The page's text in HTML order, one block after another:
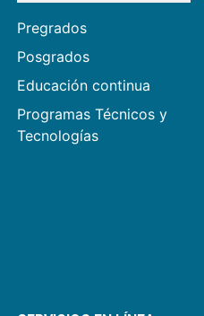
Pregrados
Posgrados
Educación continua
Programas Técnicos y
Tecnologías